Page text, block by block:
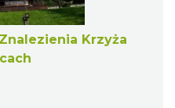
Krzyża